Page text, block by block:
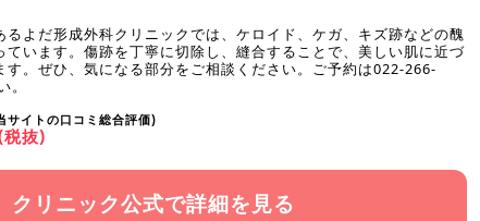
るよだ形成外科クリニックでは、ケロイド、ケガ、キズ跡などの醜
ています。傷跡を丁寧に切除し、縫合することで、美しい肌に近づ
す。ぜひ、気になる部分をご相談ください。ご予約は022-266-
サイトの口コミ総合評価)
抜)
クリニック公式で詳細を見る